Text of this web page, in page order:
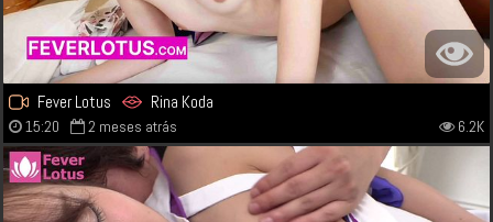
Fever Lotus Rina Koda
15:20 2 meses atrás 6.2K